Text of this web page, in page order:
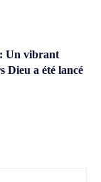
Un vibrant
Dieu a été lancé